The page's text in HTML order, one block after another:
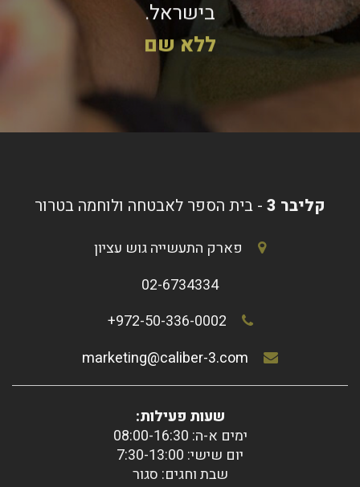
בישראל.
ללא שם
קליבר 3 - בית הספר לאבטחה ולוחמה בטרור
פארק התעשייה גוש עציון
02-6734334
marketing@caliber-3.com
שעות פעילות:
ימים א-ה: 08:00-16:30
יום שישי: 7:30-13:00
שבת וחגים: סגור